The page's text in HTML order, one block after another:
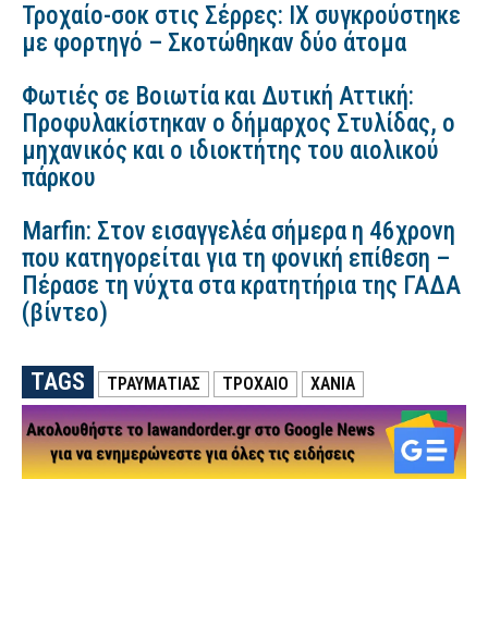
Τροχαίο-σοκ στις Σέρρες: ΙΧ συγκρούστηκε
με φορτηγό – Σκοτώθηκαν δύο άτομα
Φωτιές σε Βοιωτία και Δυτική Αττική:
Προφυλακίστηκαν ο δήμαρχος Στυλίδας, ο
μηχανικός και ο ιδιοκτήτης του αιολικού
πάρκου
Marfin: Στον εισαγγελέα σήμερα η 46χρονη
που κατηγορείται για τη φονική επίθεση –
Πέρασε τη νύχτα στα κρατητήρια της ΓΑΔΑ
(βίντεο)
TAGS ΤΡΑΥΜΑΤΙΑΣ ΤΡΟΧΑΙΟ ΧΑΝΙΑ